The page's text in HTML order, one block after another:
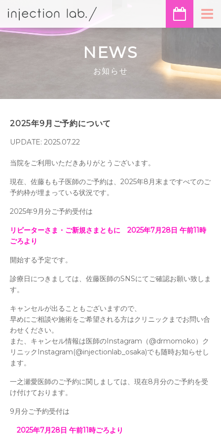
NEWS
お知らせ
2025年9月ご予約について
UPDATE: 2025.07.22
当院をご利用いただきありがとうございます。
現在、佐藤もも子医師のご予約は、2025年8月末まですべてのご
予約枠が埋まっている状況です。
2025年9月分ご予約受付は
リピーターさま・ご新規さまともに 2025年7月28日 午前11時
ごろより
開始する予定です。
診療日につきましては、佐藤医師のSNSにてご確認お願い致しま
す。
キャンセルが出ることもございますので、
早めにご相談や施術をご希望される方はクリニックまでお問い合
わせください。
また、キャンセル情報は医師のInstagram（@drmomoko）ク
リニックInstagram(@injectionlab_osaka)でも随時お知らせし
ます。
一之瀬愛医師のご予約に関しましては、現在8月分のご予約を受
け付けております。
9月分ご予約受付は
2025年7月28日 午前11時ごろより